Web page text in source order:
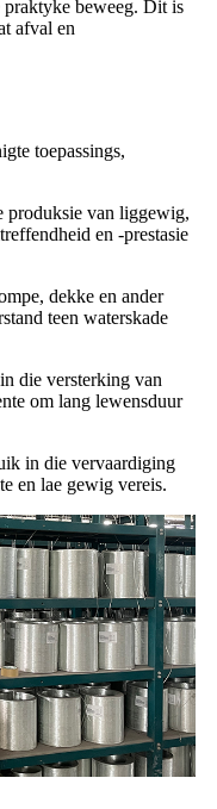
praktyke beweeg. Dit is
afval en
toepassings,
produksie van liggewig,
en -prestasie
dekke en ander
teen waterskade
die versterking van
om lang lewensduur
in die vervaardiging
en lae gewig vereis.